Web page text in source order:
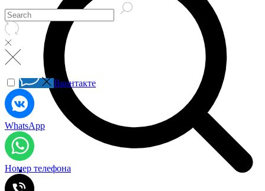
Вконтакте
WhatsApp
Номер телефона